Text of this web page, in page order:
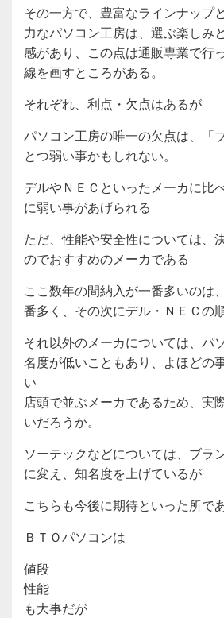
その一方で、豊富なラインナップ
力なパソコン工房は、選ぶ楽しみ
感があり、この点は通販専業で行
線を画すところがある。
それぞれ、利点・欠点はあるが
パソコン工房の唯一の欠点は、「
とつ弱い事かもしれない。
デルやＮＥＣといったメーカに比
に弱い事があげられる
ただ、性能や安全性については、
のでおすすめのメーカである
ここ数年の間納入が一番多いのは
番多く、その次にデル・ＮＥＣの
それ以外のメーカについては、パ
名度が低いこともあり、よほどの
い
店頭で並ぶメーカであるため、実
いだろうか。
ソーテックなどについては、ブラ
に変え、知名度を上げているが
こちらも今後に期待といった所であ
ＢＴＯパソコンは
値段
性能
も大事だが